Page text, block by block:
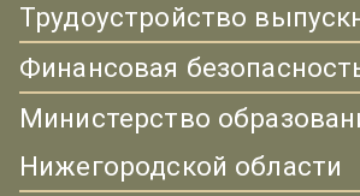
Трудоустройство
Финансовая
Министерство
Нижегородской области